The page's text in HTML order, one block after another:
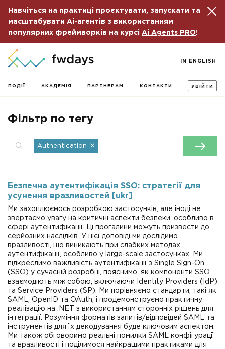
Навчіться на практиці проєктувати, запускати та
масштабувати Ai-агентів з використанням
популярних фреймворків на курсі Ai Agents PRO!
ПОДІЇ АКАДЕМІЯ ПАРТНЕРАМ КОНТАКТИ УВІЙТИ
IN ENGLISH
Фільтр по тегу
Authentication ×
Безпечна аутентифікація SSO: стратегії для
усунення вразливостей [ukr]
Ми захоплюємось розробкою застосунків, але іноді не
звертаємо увагу на критичні аспекти безпеки, особливо в
сфері аутентифікації. Ці прогалини можуть призвести до
серйозних наслідків. У цієї доповіді ми дослідимо
вразливості, що виникають при слабких методах
аутентифікації, особливо у large-scale застосунках. Ми
підкреслимо важливість аутентифікації з Single Sign-On
(SSO) у сучасній розробці, пояснимо, як компоненти SSO
взаємодіють між собою, включаючи Identity Providers (IdP)
та Service Providers (SP). Ми порівняємо стандарти, такі як
SAML, OpenID та OAuth, і продемонструємо практичну
реалізацію на .NET з використанням сторонніх рішень для
інтеграції. Розуміння форматів запитів/відповідей SAML та
інструментів для їх декодування буде ключовим аспектом.
Ми також обговоримо реальні помилки SAML конфігурації
та вразливості і поділимося найкращими практиками для